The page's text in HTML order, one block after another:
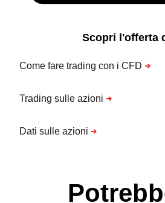
Scopri l'offerta